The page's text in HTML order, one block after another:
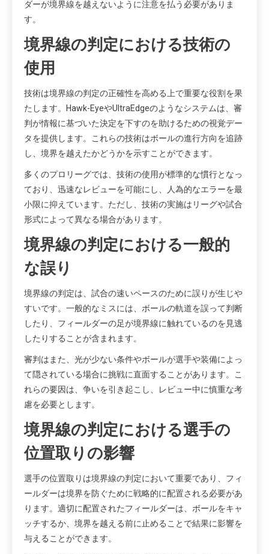
ダーが境界線を越えないように注意を払う必要がありま
す。
境界線の判定における技術の
使用
技術は境界線の判定の正確性を高める上で重要な役割を果
たします。Hawk-EyeやUltraEdgeのようなシステムは、審
判が情報に基づいた決定を下すのを助けるための視覚デー
タを提供します。これらの技術はボールの進行方向を追跡
し、境界を越えたかどうかを示すことができます。
多くのプロリーグでは、技術の使用が標準的な慣行となっ
ており、迅速なレビューを可能にし、人為的なエラーを最
小限に抑えています。ただし、技術の実施はリーグや試合
形式によって異なる場合があります。
境界線の判定における一般的
な誤り
境界線の判定は、試合の速いペースのために誤りが生じや
すいです。一般的なミスには、ボールの軌道を誤って判断
したり、フィールダーの足が境界線に触れているのを見逃
したりすることが含まれます。
審判はまた、光が少ない条件やボールが選手や装備によっ
て隠されている場合に挑戦に直面することがあります。こ
れらの要因は、争いを引き起こし、レビュー中に慎重な考
慮を必要とします。
境界線の判定における選手の
位置取りの影響
選手の位置取りは境界線の判定において重要であり、フィ
ールダーは境界を防ぐために戦略的に配置される必要があ
ります。適切に配置されたフィールダーは、ボールをキャ
ッチするか、境界を越える前に止めることで結果に影響を
与えることができます。